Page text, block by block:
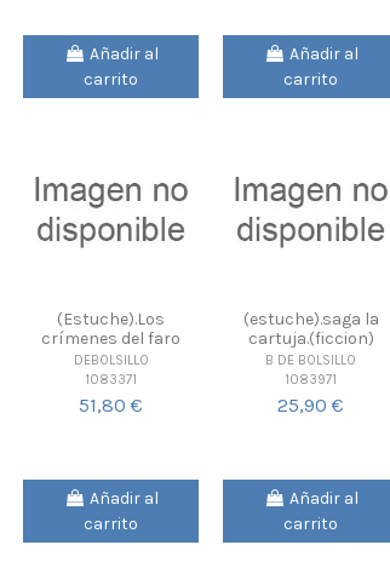
Añadir al
carrito
Añadir al
carrito
(Estuche).Los
crímenes del faro
DEBOLSILLO
1083371
51,80 €
Añadir al
carrito
(estuche).saga la
cartuja.(ficcion)
B DE BOLSILLO
1083971
25,90 €
Añadir al
carrito